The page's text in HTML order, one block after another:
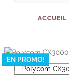
ACCUEIL
EN PROMO!